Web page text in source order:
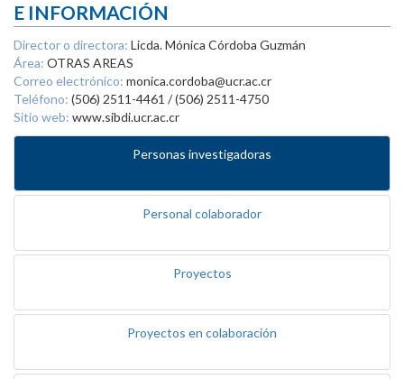
E INFORMACIÓN
Director o directora: Licda. Mónica Córdoba Guzmán
Área: OTRAS AREAS
Correo electrónico: monica.cordoba@ucr.ac.cr
Teléfono: (506) 2511-4461 / (506) 2511-4750
Sitio web: www.sibdi.ucr.ac.cr
Personas investigadoras
Personal colaborador
Proyectos
Proyectos en colaboración